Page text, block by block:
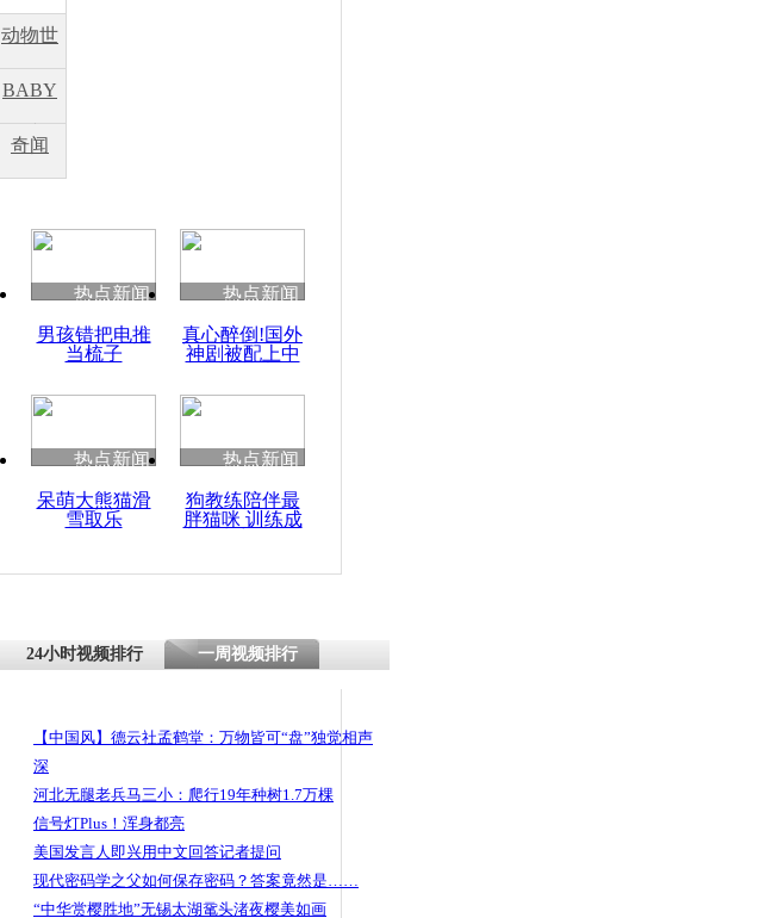
四川兴文苗乡上万人欢
度苗族花山节
清明祭英烈 哀思悼忠
曝庐山猴子繁殖快被喂
动物世
BABY
秀
奇闻
热点新闻
男孩错把电推
当梳子
热点新闻
真心醉倒!国外
神剧被配上中
热点新闻
呆萌大熊猫滑
雪取乐
热点新闻
狗教练陪伴最
胖猫咪 训练成
24小时视频排行 一周视频排行
【中国风】德云社孟鹤堂：万物皆可“盘”独觉相声
深
河北无腿老兵马三小：爬行19年种树1.7万棵
信号灯Plus！浑身都亮
美国发言人即兴用中文回答记者提问
现代密码学之父如何保存密码？答案竟然是……
“中华赏樱胜地”无锡太湖鼋头渚夜樱美如画